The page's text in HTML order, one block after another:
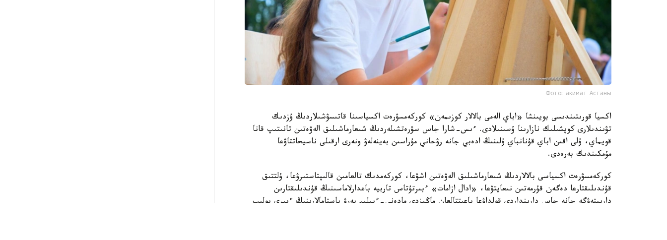
Фото: акимат Астаны
اكسيا قورىتىندىسى بويىنشا «اباي الەمى بالالار كوزىمەن» كوركەمسۋرەت اكسياسىنا قاتىسۋشىلاردىڭ ۇزدىك
تۋىندىلارى كوپشىلىك نازارىنا ۇسىنىلادى. ءىس-شارا جاس سۋرەتشىلەردىڭ شىعارماشىلىق الەۋەتىن تانىتىپ قانا
قويماي، ۇلى اقىن اباي قۇنانباي ۇلىنىڭ ادەبي جانە رۋحاني مۇراسىن بەينەلەۋ ونەرى ارقىلى ناسيحاتتاۋعا
مۇمكىندىك بەرەدى.
كوركەمسۋرەت اكسياسى بالالاردىڭ شىعارماشىلىق الەۋەتىن اشۋعا، كوركەمدىك تالعامىن قالىپتاستىرۋعا، ۇلتتىق
قۇندىلىقتارعا دەگەن قۇرمەتىن نىعايتۋعا، «ادال ازامات» ءبىرتۇتاس تاربيە باعدارلاماسىنىڭ قۇندىلىقتارىن
دارىپتەۋگە جانە جاس دارىنداردى قولداۋعا باعىتتالعان ماڭىزدى مادەني-ءبىلىم بەرۋ باستامالارىنىڭ ءبىرى بولىپ